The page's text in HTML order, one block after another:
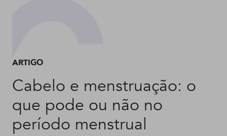
ARTIGO
Cabelo e menstruação: o
que pode ou não no
período menstrual